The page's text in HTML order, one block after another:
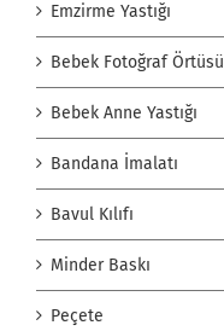
Emzirme Yastığı
Bebek Fotoğraf Örtüsü
Bebek Anne Yastığı
Bandana İmalatı
Bavul Kılıfı
Minder Baskı
Peçete